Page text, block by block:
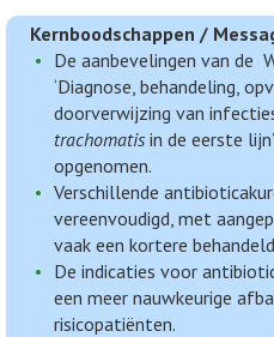
Kernboodschappen /
De aanbevelingen van de
‘Diagnose, behandeling,
doorverwijzing van
trachomatis in de eerste
opgenomen.
Verschillende
vereenvoudigd, met
vaak een kortere
De indicaties voor
een meer nauwkeurige
risicopatiënten.